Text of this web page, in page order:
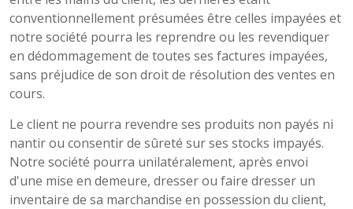
conventionnellement présumées être celles impayées et
notre société pourra les reprendre ou les revendiquer
en dédommagement de toutes ses factures impayées,
sans préjudice de son droit de résolution des ventes en
cours.
Le client ne pourra revendre ses produits non payés ni
nantir ou consentir de sûreté sur ses stocks impayés.
Notre société pourra unilatéralement, après envoi
d'une mise en demeure, dresser ou faire dresser un
inventaire de sa marchandise en possession du client,